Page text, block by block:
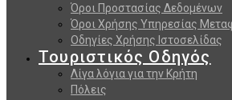
Όροι Προστασίας Δεδομένων
Όροι Χρήσης Υπηρεσίας
Οδηγίες Χρήσης Ιστοσελίδας
Τουριστικός Οδηγός
Λίγα λόγια για την Κρήτη
Πόλεις